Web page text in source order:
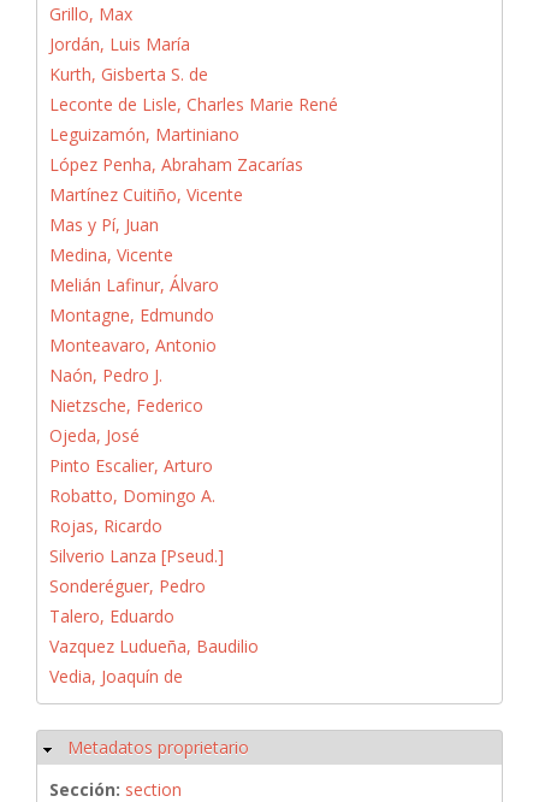
Grillo, Max
Jordán, Luis María
Kurth, Gisberta S. de
Leconte de Lisle, Charles Marie René
Leguizamón, Martiniano
López Penha, Abraham Zacarías
Martínez Cuitiño, Vicente
Mas y Pí, Juan
Medina, Vicente
Melián Lafinur, Álvaro
Montagne, Edmundo
Monteavaro, Antonio
Naón, Pedro J.
Nietzsche, Federico
Ojeda, José
Pinto Escalier, Arturo
Robatto, Domingo A.
Rojas, Ricardo
Silverio Lanza [Pseud.]
Sonderéguer, Pedro
Talero, Eduardo
Vazquez Ludueña, Baudilio
Vedia, Joaquín de
Ocultar
Metadatos proprietario
Sección: section